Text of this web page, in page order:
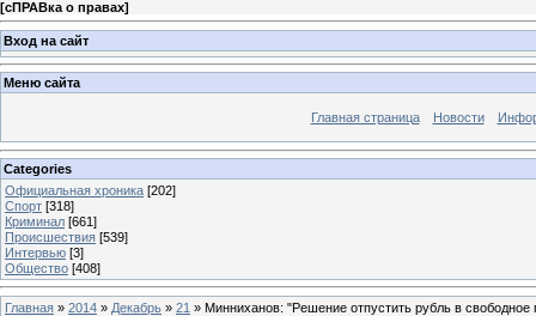
[сПРАВка о правах]
Вход на сайт
Меню сайта
Главная страница Новости
Categories
Официальная хроника [202]
Спорт [318]
Криминал [661]
Происшествия [539]
Интервью [3]
Общество [408]
Главная » 2014 » Декабрь » 21 » Минниханов: "Решение отпустить рубль в